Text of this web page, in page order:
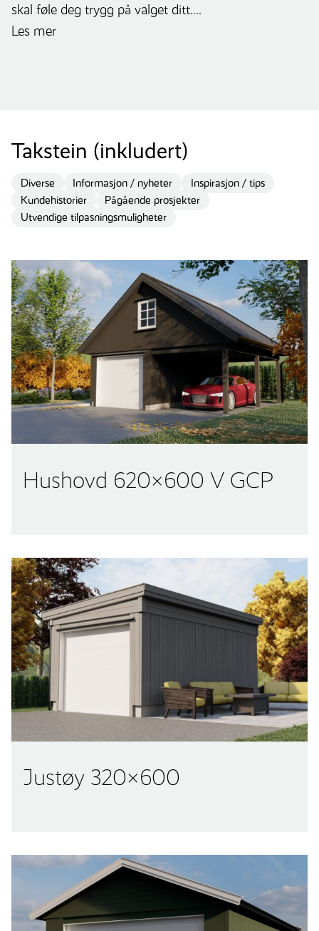
skal føle deg trygg på valget ditt....
Les mer
Takstein (inkludert)
Diverse Informasjon / nyheter
Inspirasjon / tips
Kundehistorier
Pågående prosjekter
Utvendige tilpasningsmuligheter
Hushovd 620×600 V GCP
Justøy 320×600